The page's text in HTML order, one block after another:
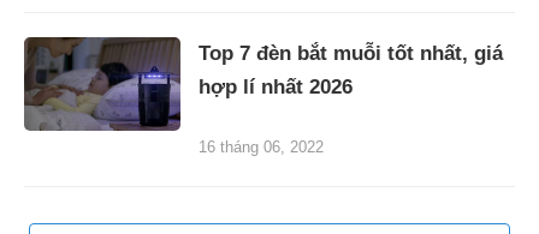
Top 7 đèn bắt muỗi tốt nhất, giá
hợp lí nhất 2026
16 tháng 06, 2022